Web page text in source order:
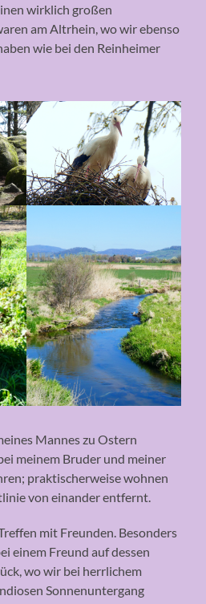
wirklich großen
am Altrhein, wo wir ebenso
wie bei den Reinheimer
Mannes zu Ostern
meinem Bruder und meiner
praktischerweise wohnen
von einander entfernt.
mit Freunden. Besonders
einem Freund auf dessen
wo wir bei herrlichem
Sonnenuntergang